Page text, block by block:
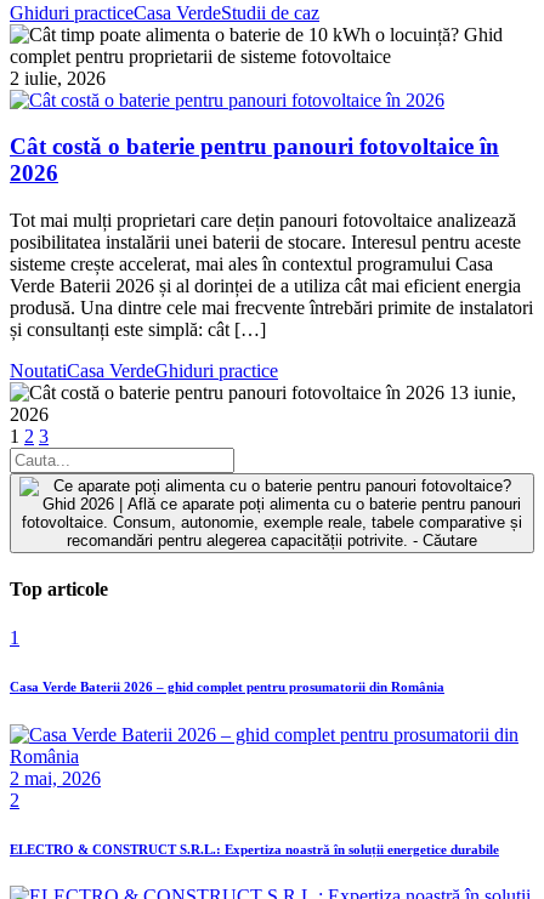
Ghiduri practiceCasa VerdeStudii de caz
2 iulie, 2026
Cât costă o baterie pentru panouri fotovoltaice în
2026
Tot mai mulți proprietari care dețin panouri fotovoltaice analizează
posibilitatea instalării unei baterii de stocare. Interesul pentru aceste
sisteme crește accelerat, mai ales în contextul programului Casa
Verde Baterii 2026 și al dorinței de a utiliza cât mai eficient energia
produsă. Una dintre cele mai frecvente întrebări primite de instalatori
și consultanți este simplă: cât […]
NoutatiCasa VerdeGhiduri practice
13 iunie,
2026
1 2 3
Top articole
1
Casa Verde Baterii 2026 – ghid complet pentru prosumatorii din România
2 mai, 2026
2
ELECTRO & CONSTRUCT S.R.L.: Expertiza noastră în soluții energetice durabile